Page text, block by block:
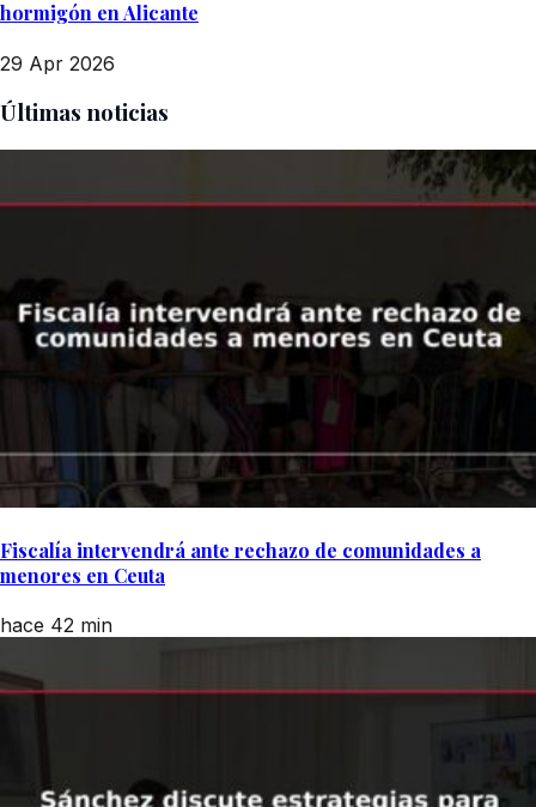
hormigón en Alicante
29 Apr 2026
Últimas noticias
Fiscalía intervendrá ante rechazo de comunidades a
menores en Ceuta
hace 42 min